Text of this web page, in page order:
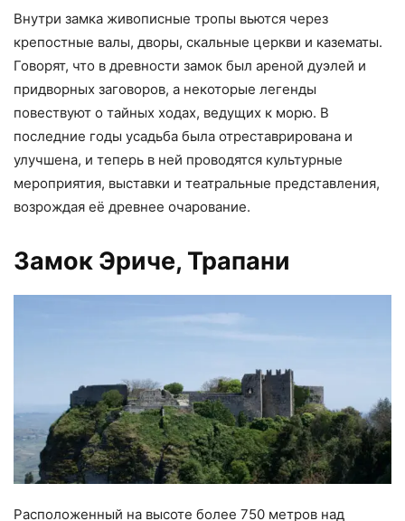
Внутри замка живописные тропы вьются через
крепостные валы, дворы, скальные церкви и казематы.
Говорят, что в древности замок был ареной дуэлей и
придворных заговоров, а некоторые легенды
повествуют о тайных ходах, ведущих к морю. В
последние годы усадьба была отреставрирована и
улучшена, и теперь в ней проводятся культурные
мероприятия, выставки и театральные представления,
возрождая её древнее очарование.
Замок Эриче, Трапани
Расположенный на высоте более 750 метров над